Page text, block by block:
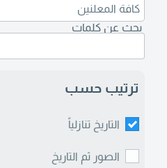
كافة المعلنين
بحث عن كلمات
ترتيب حسب
التاريخ تنازلياً
الصور ثم التاريخ